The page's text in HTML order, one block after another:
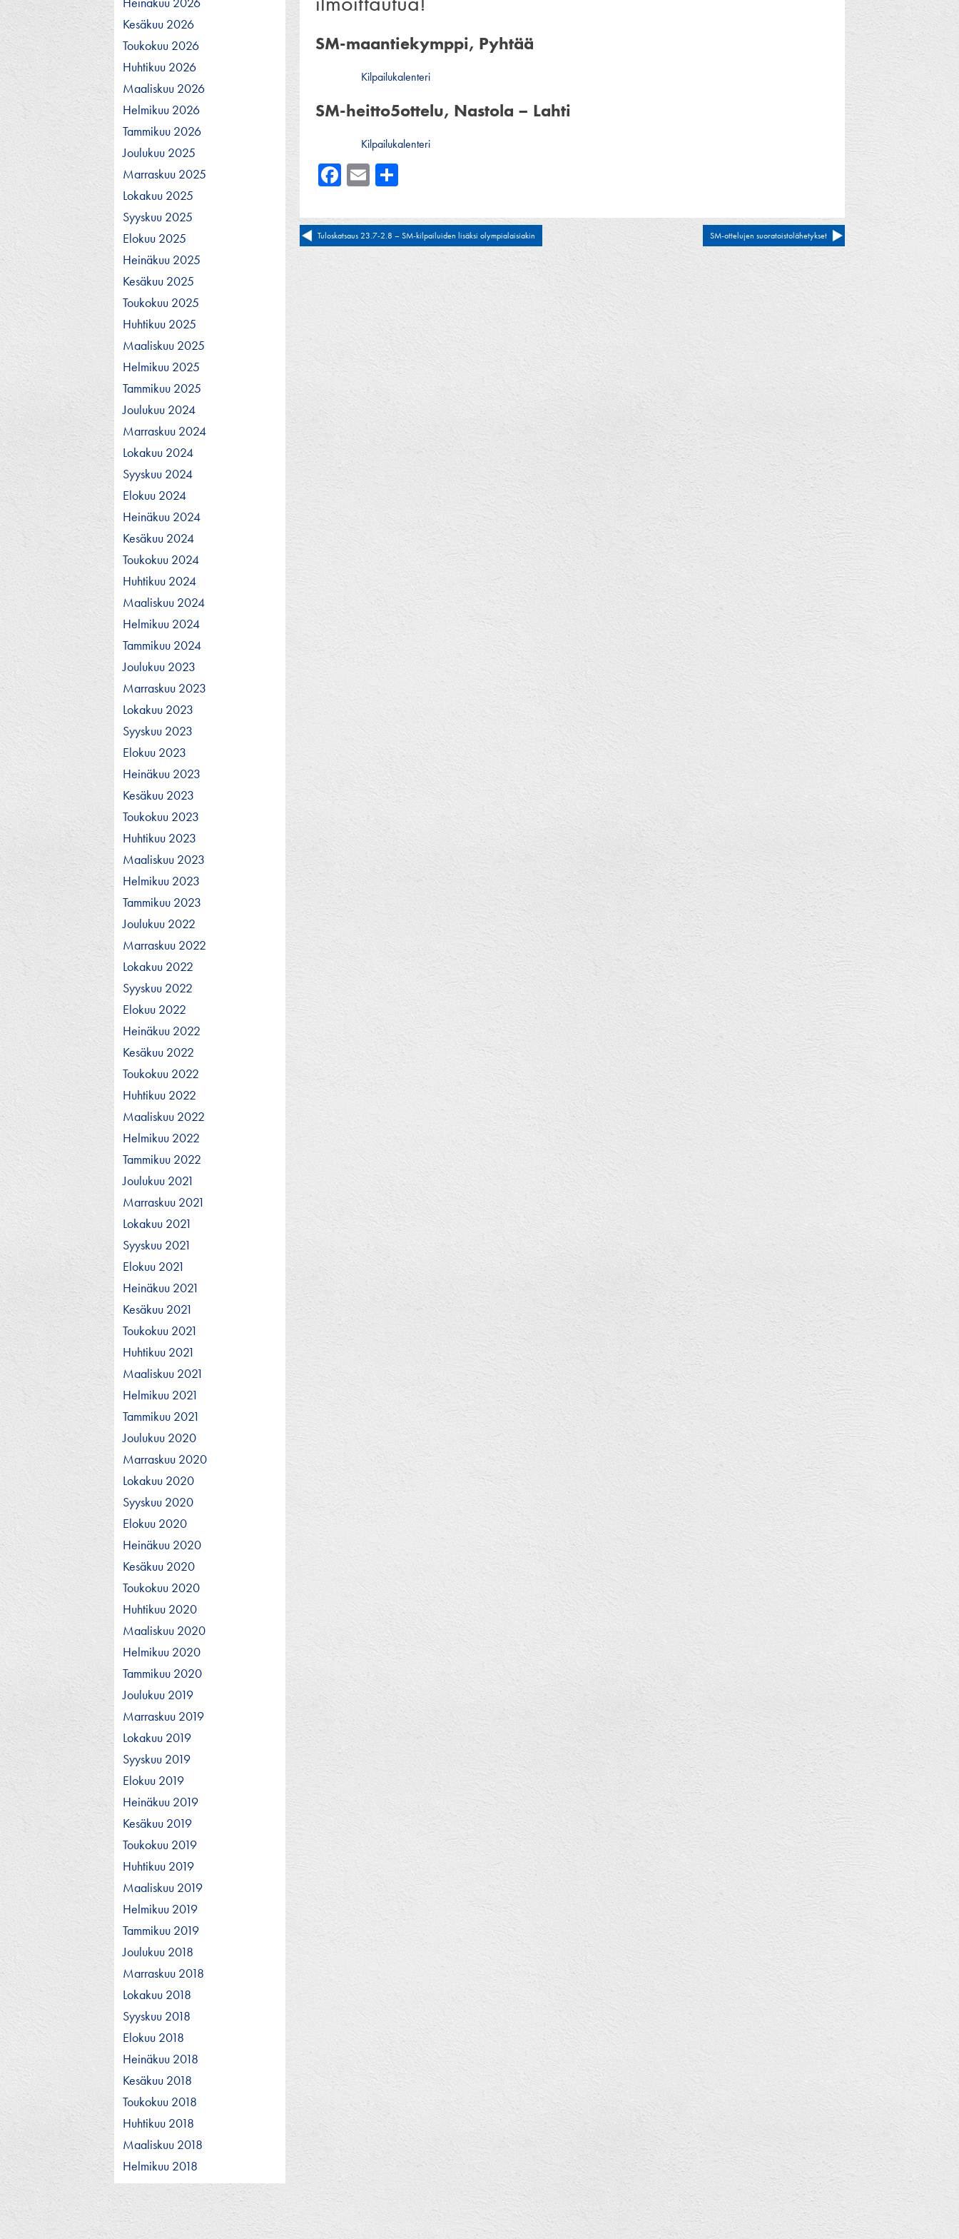
Kesäkuu 2026
Toukokuu 2026
Huhtikuu 2026
Maaliskuu 2026
Helmikuu 2026
Tammikuu 2026
Joulukuu 2025
Marraskuu 2025
Lokakuu 2025
Syyskuu 2025
Elokuu 2025
Heinäkuu 2025
Kesäkuu 2025
Toukokuu 2025
Huhtikuu 2025
Maaliskuu 2025
Helmikuu 2025
Tammikuu 2025
Joulukuu 2024
Marraskuu 2024
Lokakuu 2024
Syyskuu 2024
Elokuu 2024
Heinäkuu 2024
Kesäkuu 2024
Toukokuu 2024
Huhtikuu 2024
Maaliskuu 2024
Helmikuu 2024
Tammikuu 2024
Joulukuu 2023
Marraskuu 2023
Lokakuu 2023
Syyskuu 2023
Elokuu 2023
Heinäkuu 2023
Kesäkuu 2023
Toukokuu 2023
Huhtikuu 2023
Maaliskuu 2023
Helmikuu 2023
Tammikuu 2023
Joulukuu 2022
Marraskuu 2022
Lokakuu 2022
Syyskuu 2022
Elokuu 2022
Heinäkuu 2022
Kesäkuu 2022
Toukokuu 2022
Huhtikuu 2022
Maaliskuu 2022
Helmikuu 2022
Tammikuu 2022
Joulukuu 2021
Marraskuu 2021
Lokakuu 2021
Syyskuu 2021
Elokuu 2021
Heinäkuu 2021
Kesäkuu 2021
Toukokuu 2021
Huhtikuu 2021
Maaliskuu 2021
Helmikuu 2021
Tammikuu 2021
Joulukuu 2020
Marraskuu 2020
Lokakuu 2020
Syyskuu 2020
Elokuu 2020
Heinäkuu 2020
Kesäkuu 2020
Toukokuu 2020
Huhtikuu 2020
Maaliskuu 2020
Helmikuu 2020
Tammikuu 2020
Joulukuu 2019
Marraskuu 2019
Lokakuu 2019
Syyskuu 2019
Elokuu 2019
Heinäkuu 2019
Kesäkuu 2019
Toukokuu 2019
Huhtikuu 2019
Maaliskuu 2019
Helmikuu 2019
Tammikuu 2019
Joulukuu 2018
Marraskuu 2018
Lokakuu 2018
Syyskuu 2018
Elokuu 2018
Heinäkuu 2018
Kesäkuu 2018
Toukokuu 2018
Huhtikuu 2018
Maaliskuu 2018
Helmikuu 2018
SM-maantiekymppi, Pyhtää
Kilpailukalenteri
SM-heitto5ottelu, Nastola – Lahti
Kilpailukalenteri
Facebook
Email
Artikkelien
Tuloskatsaus 23.7-2.8 – SM-kilpailuiden lisäksi olympialaisiakin SM-ottelujen suoratoistolähetykset